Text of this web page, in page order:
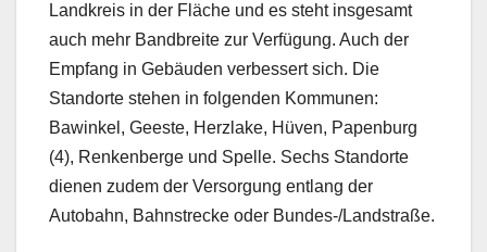
Landkreis in der Fläche und es steht insgesamt
auch mehr Bandbreite zur Verfügung. Auch der
Empfang in Gebäuden verbessert sich. Die
Standorte stehen in folgenden Kommunen:
Bawinkel, Geeste, Herzlake, Hüven, Papenburg
(4), Renkenberge und Spelle. Sechs Standorte
dienen zudem der Versorgung entlang der
Autobahn, Bahnstrecke oder Bundes-/Landstraße.